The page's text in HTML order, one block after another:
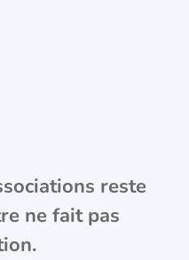
reste
ne fait pas